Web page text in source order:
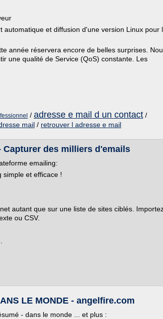
et diffusion d'une version Linux pour
année réservera encore de belles surprises.
une qualité de Service (QoS) constante. Les
/ adresse e mail d un contact /
mail / retrouver l adresse e mail
des milliers d'emails
emailing:
simple et efficace !
autant que sur une liste de sites ciblés.
ou CSV.
LE MONDE - angelfire.com
- dans le monde ... et plus :